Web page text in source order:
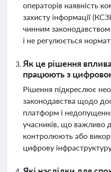
операторів наявність
захисту інформації
чинним
і не регулюється
Як це рішення
працюють з
Рішення підкреслює
законодавства щодо
платформ і
учасників, що важливо
контролюють або
цифрову